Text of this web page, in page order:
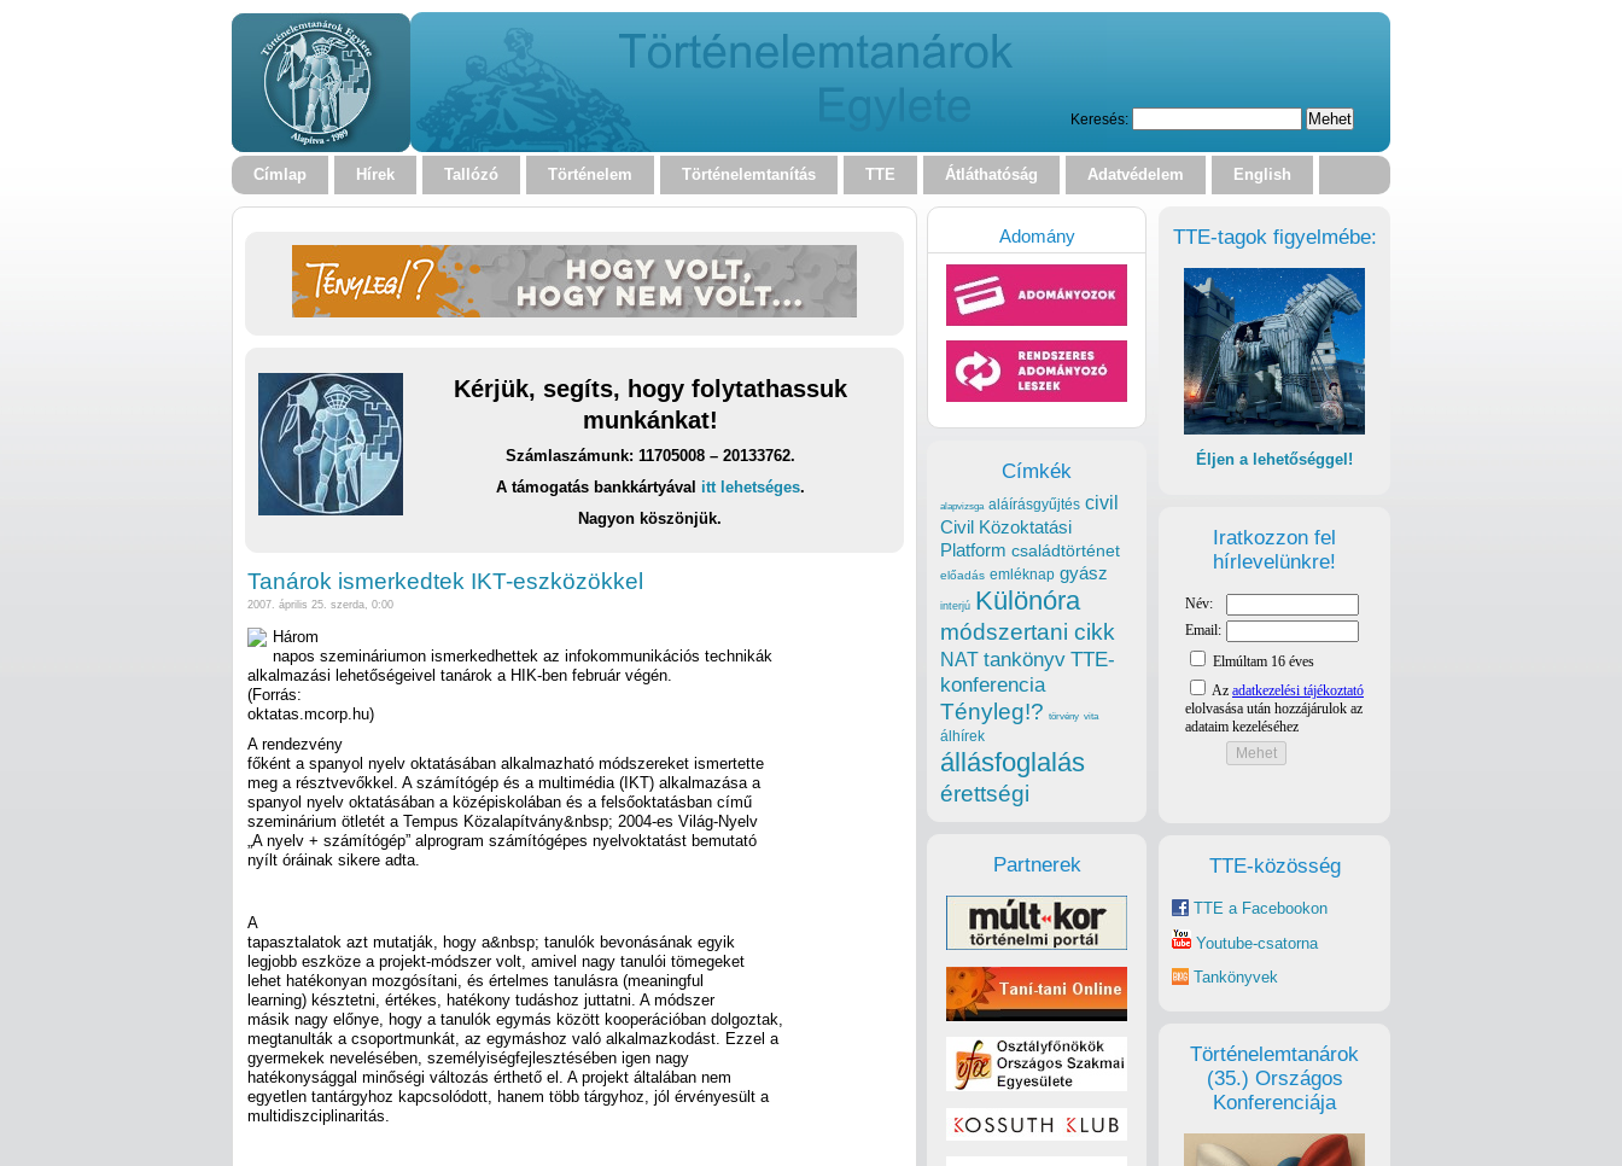
Keresés:
Címlap Hírek Tallózó Történelem Történelemtanítás TTE Átláthatóság Adatvédelem English
Kérjük, segíts, hogy folytathassuk
munkánkat!
Számlaszámunk: 11705008 – 20133762.
A támogatás bankkártyával itt lehetséges.
Nagyon köszönjük.
Tanárok ismerkedtek IKT-eszközökkel
2007. április 25. szerda, 0:00
Három
napos szemináriumon ismerkedhettek az infokommunikációs technikák
alkalmazási lehetőségeivel tanárok a HIK-ben február végén.
(Forrás:
oktatas.mcorp.hu)
A rendezvény
főként a spanyol nyelv oktatásában alkalmazható módszereket ismertette
meg a résztvevőkkel. A számítógép és a multimédia (IKT) alkalmazása a
spanyol nyelv oktatásában a középiskolában és a felsőoktatásban című
szeminárium ötletét a Tempus Közalapítvány&nbsp; 2004-es Világ-Nyelv
„A nyelv + számítógép” alprogram számítógépes nyelvoktatást bemutató
nyílt óráinak sikere adta.
A
tapasztalatok azt mutatják, hogy a&nbsp; tanulók bevonásának egyik
legjobb eszköze a projekt-módszer volt, amivel nagy tanulói tömegeket
lehet hatékonyan mozgósítani, és értelmes tanulásra (meaningful
learning) késztetni, értékes, hatékony tudáshoz juttatni. A módszer
másik nagy előnye, hogy a tanulók egymás között kooperációban dolgoztak,
megtanulták a csoportmunkát, az egymáshoz való alkalmazkodást. Ezzel a
gyermekek nevelésében, személyiségfejlesztésében igen nagy
hatékonysággal minőségi változás érthető el. A projekt általában nem
egyetlen tantárgyhoz kapcsolódott, hanem több tárgyhoz, jól érvényesült a
multidiszciplinaritás.
TTE-tagok figyelmébe:
Éljen a lehetőséggel!
Iratkozzon fel
hírlevelünkre!
TTE-közösség
TTE a Facebookon
Youtube-csatorna
Tankönyvek
Történelemtanárok
(35.) Országos
Konferenciája
Adomány
Címkék
alapvizsga aláírásgyűjtés civil
Civil Közoktatási
Platform családtörténet
előadás emléknap gyász
interjú Különóra
módszertani cikk
NAT tankönyv TTE-
konferencia
Tényleg!? törvény vita
álhírek
állásfoglalás
érettségi
Partnerek